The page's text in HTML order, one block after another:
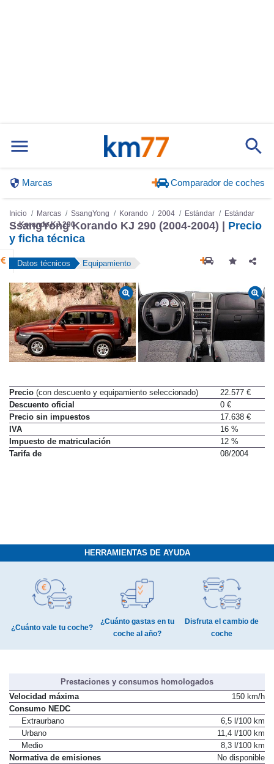
Marcas Comparador de coches
Inicio Marcas SsangYong Korando 2004 Estándar
Estándar
Korando KJ 290
SsangYong Korando KJ 290 (2004-2004) | Precio
y ficha técnica
Datos técnicos Equipamiento
Precio (con descuento y equipamiento seleccionado)
22.577 €
Descuento oficial
0 €
Precio sin impuestos
17.638 €
IVA
16 %
Impuesto de matriculación
12 %
Tarifa de
08/2004
HERRAMIENTAS DE AYUDA
¿Cuánto vale tu coche?
¿Cuánto gastas en tu
coche al año?
Disfruta el cambio de
coche
Prestaciones y consumos homologados
Velocidad máxima
150 km/h
Consumo NEDC
Extraurbano
6,5 l/100 km
Urbano
11,4 l/100 km
Medio
8,3 l/100 km
Normativa de emisiones
No disponible